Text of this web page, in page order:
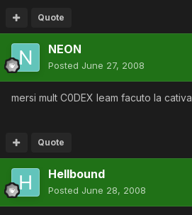
Quote
NEON
Posted June 27, 2008
mersi mult C0DEX leam facuto la cativa
Quote
Hellbound
Posted June 28, 2008